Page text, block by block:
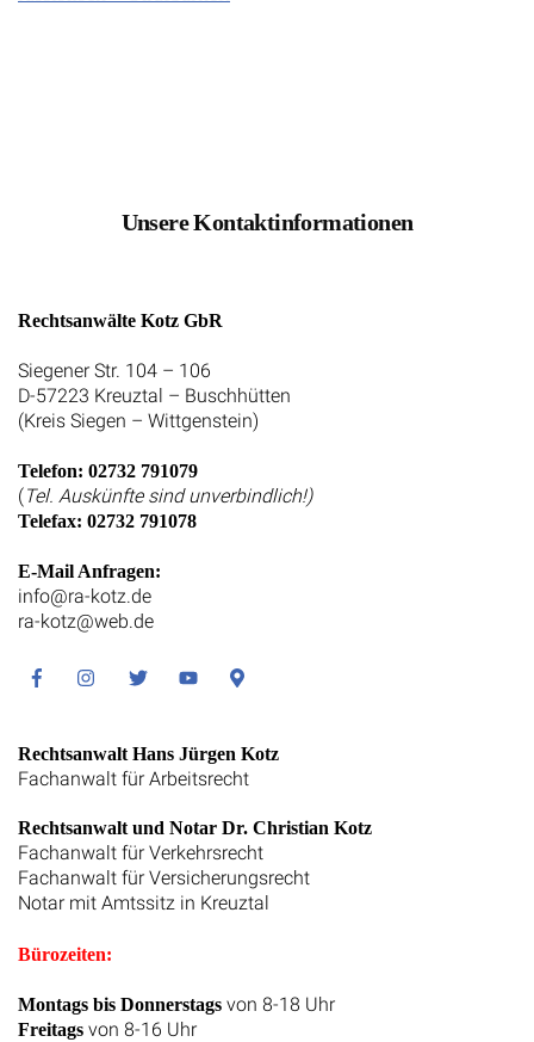
Unsere Kontaktinformationen
Rechtsanwälte Kotz GbR
Siegener Str. 104 – 106
D-57223 Kreuztal – Buschhütten
(Kreis Siegen – Wittgenstein)
Telefon: 02732 791079
(Tel. Auskünfte sind unverbindlich!)
Telefax: 02732 791078
E-Mail Anfragen:
info@ra-kotz.de
ra-kotz@web.de
FacebookInstagramTwitter YoutubeGoogle
Rechtsanwalt Hans Jürgen Kotz
Fachanwalt für Arbeitsrecht
Rechtsanwalt und Notar Dr. Christian Kotz
Fachanwalt für Verkehrsrecht
Fachanwalt für Versicherungsrecht
Notar mit Amtssitz in Kreuztal
Bürozeiten:
Montags bis Donnerstags von 8-18 Uhr
Freitags von 8-16 Uhr